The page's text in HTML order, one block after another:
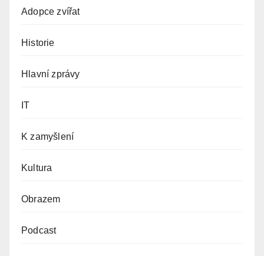
Adopce zvířat
Historie
Hlavní zprávy
IT
K zamyšlení
Kultura
Obrazem
Podcast